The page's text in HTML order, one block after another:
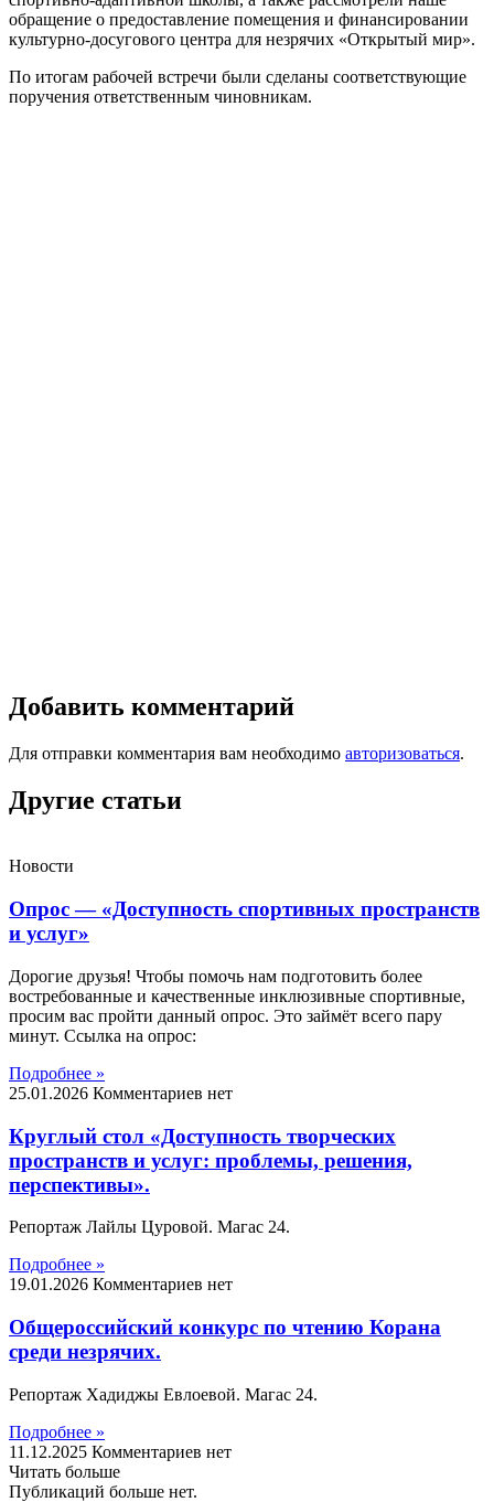
обращение о предоставление помещения и финансировании
культурно-досугового центра для незрячих «Открытый мир».
По итогам рабочей встречи были сделаны соответствующие
поручения ответственным чиновникам.
Добавить комментарий
Для отправки комментария вам необходимо авторизоваться.
Другие статьи
Новости
Опрос — «Доступность спортивных пространств
и услуг»
Дорогие друзья! Чтобы помочь нам подготовить более
востребованные и качественные инклюзивные спортивные,
просим вас пройти данный опрос. Это займёт всего пару
минут. Ссылка на опрос:
Подробнее »
25.01.2026 Комментариев нет
Круглый стол «Доступность творческих
пространств и услуг: проблемы, решения,
перспективы».
Репортаж Лайлы Цуровой. Магас 24.
Подробнее »
19.01.2026 Комментариев нет
Общероссийский конкурс по чтению Корана
среди незрячих.
Репортаж Хадиджы Евлоевой. Магас 24.
Подробнее »
11.12.2025 Комментариев нет
Читать больше
Публикаций больше нет.